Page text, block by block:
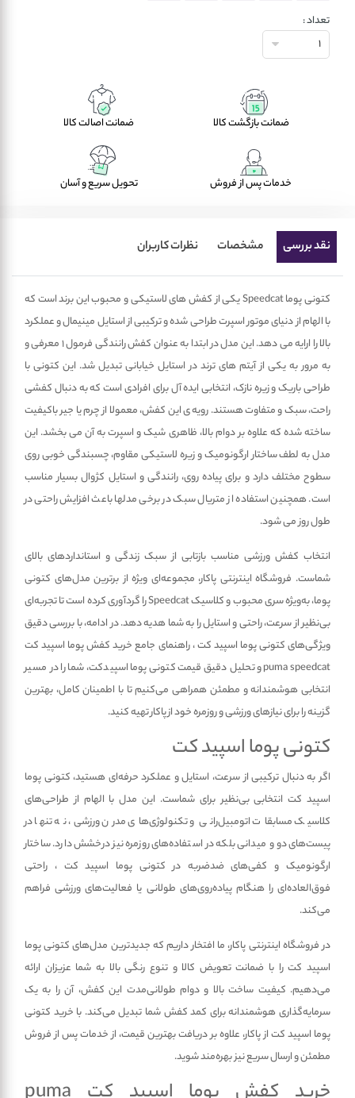
تعداد :
1
ضمانت بازگشت کالا ضمانت اصالت کالا
خدمات پس از فروش تحویل سریع و آسان
نقد بررسی مشخصات نظرات کاربران
کتونی پوما Speedcat یکی از کفش های لاستیکی و محبوب این برند است که
با الهام از دنیای موتور اسپرت طراحی شده و ترکیبی از استایل مینیمال و عملکرد
بالا را ارایه می دهد. این مدل در ابتدا به عنوان کفش رانندگی فرمول 1 معرفی و
به مرور به یکی از آیتم های ترند در استایل خیابانی تبدیل شد. این کتونی با
طراحی باریک و زیره نازک، انتخابی ایده آل برای افرادی است که به دنبال کفشی
راحت، سبک و متفاوت هستند. رویه ی این کفش، معمولا از چرم یا جیر باکیفیت
ساخته شده که علاوه بر دوام بالا، ظاهری شیک و اسپرت به آن می بخشد. این
مدل به لطف ساختار ارگونومیک و زیره لاستیکی مقاوم، چسبندگی خوبی روی
سطوح مختلف دارد و برای پیاده روی، رانندگی و استایل کژوال بسیار مناسب
است. همچنین استفاده از متریال سبک در برخی مدلها باعث افزایش راحتی در
طول روز می شود.
انتخاب کفش ورزشی مناسب بازتابی از سبک زندگی و استانداردهای بالای
شماست. فروشگاه اینترنتی پاکار، مجموعه‌ای ویژه از برترین مدل‌های کتونی
پوما، به‌ویژه سری محبوب و کلاسیک Speedcat را گردآوری کرده است تا تجربه‌ای
بی‌نظیر از سرعت، راحتی و استایل را به شما هدیه دهد. در ادامه، با بررسی دقیق
ویژگی‌های کتونی پوما اسپید کت ، راهنمای جامع خرید کفش پوما اسپید کت
puma speedcat و تحلیل دقیق قیمت کتونی پوما اسپیدکت، شما را در مسیر
انتخابی هوشمندانه و مطمئن همراهی می‌کنیم تا با اطمینان کامل، بهترین
گزینه را برای نیازهای ورزشی و روزمره خود از پاکار تهیه کنید.
کتونی پوما اسپید کت
اگر به دنبال ترکیبی از سرعت، استایل و عملکرد حرفه‌ای هستید، کتونی پوما
اسپید کت انتخابی بی‌نظیر برای شماست. این مدل با الهام از طراحی‌های
کلاسیک مسابقات اتومبیل‌رانی و تکنولوژی‌های مدرن ورزشی، نه تنها در
پیست‌های دو و میدانی بلکه در استفاده‌های روزمره نیز درخشش دارد. ساختار
ارگونومیک و کفی‌های ضدضربه در کتونی پوما اسپید کت ، راحتی
فوق‌العاده‌ای را هنگام پیاده‌روی‌های طولانی یا فعالیت‌های ورزشی فراهم
می‌کند.
در فروشگاه اینترنتی پاکار، ما افتخار داریم که جدیدترین مدل‌های کتونی پوما
اسپید کت را با ضمانت تعویض کالا و تنوع رنگی بالا به شما عزیزان ارائه
می‌دهیم. کیفیت ساخت بالا و دوام طولانی‌مدت این کفش، آن را به یک
سرمایه‌گذاری هوشمندانه برای کمد کفش شما تبدیل می‌کند. با خرید کتونی
پوما اسپید کت از پاکار، علاوه بر دریافت بهترین قیمت، از خدمات پس از فروش
مطمئن و ارسال سریع نیز بهره‌مند شوید.